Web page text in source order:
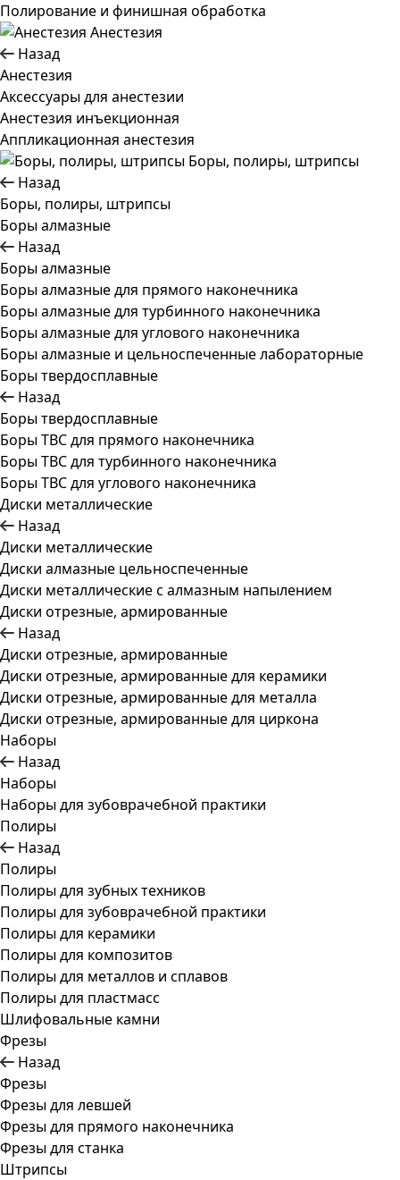
Полирование и финишная обработка
Анестезия
Назад
Анестезия
Аксессуары для анестезии
Анестезия инъекционная
Аппликационная анестезия
Боры, полиры, штрипсы
Назад
Боры, полиры, штрипсы
Боры алмазные
Назад
Боры алмазные
Боры алмазные для прямого наконечника
Боры алмазные для турбинного наконечника
Боры алмазные для углового наконечника
Боры алмазные и цельноспеченные лабораторные
Боры твердосплавные
Назад
Боры твердосплавные
Боры ТВС для прямого наконечника
Боры ТВС для турбинного наконечника
Боры ТВС для углового наконечника
Диски металлические
Назад
Диски металлические
Диски алмазные цельноспеченные
Диски металлические с алмазным напылением
Диски отрезные, армированные
Назад
Диски отрезные, армированные
Диски отрезные, армированные для керамики
Диски отрезные, армированные для металла
Диски отрезные, армированные для циркона
Наборы
Назад
Наборы
Наборы для зубоврачебной практики
Полиры
Назад
Полиры
Полиры для зубных техников
Полиры для зубоврачебной практики
Полиры для керамики
Полиры для композитов
Полиры для металлов и сплавов
Полиры для пластмасс
Шлифовальные камни
Фрезы
Назад
Фрезы
Фрезы для левшей
Фрезы для прямого наконечника
Фрезы для станка
Штрипсы